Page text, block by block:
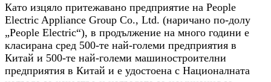
Като изцяло притежавано предприятие на People
Electric Appliance Group Co., Ltd. (наричано по-долу
„People Electric“), в продължение на много години е
класирана сред 500-те най-големи предприятия в
Китай и 500-те най-големи машиностроителни
предприятия в Китай и е удостоена с Националната